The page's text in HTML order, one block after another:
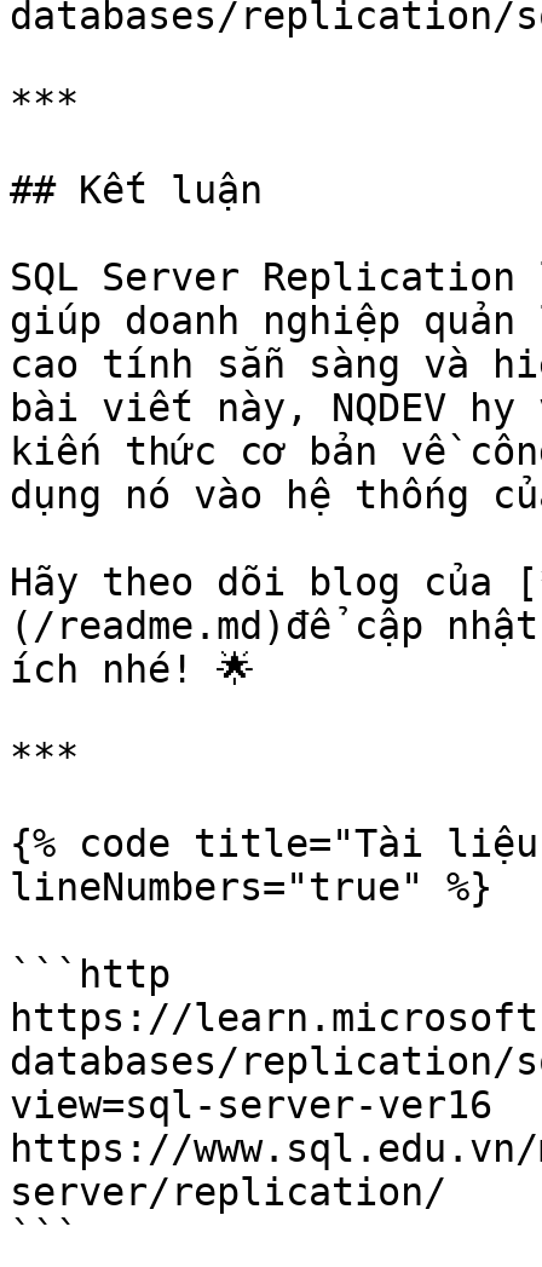
databases/
***
## Kết luận
SQL Server Replication
giúp doanh nghiệp
cao tính sẵn sàng và
bài viết này, NQDEV hy
kiến thức cơ bản về
dụng nó vào hệ thống
Hãy theo dõi blog của
(/readme.md)để cập
ích nhé! 🌟
***
{% code title="Tài liệu
lineNumbers="true" %}
```http
https://
databases/
view=sql-server-ver16
https://
server/replication/
```